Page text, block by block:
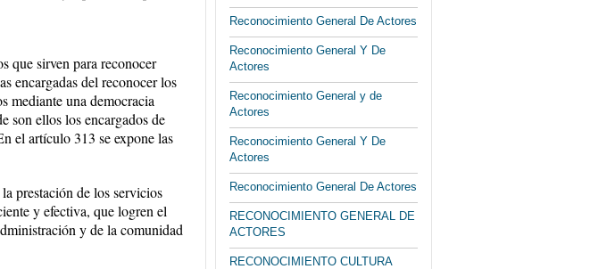
que sirven para reconocer
encargadas del reconocer los
mediante una democracia
son ellos los encargados de
el artículo 313 se expone las
prestación de los servicios
y efectiva, que logren el
y de la comunidad
Reconocimiento General De Actores
Reconocimiento General Y De
Actores
Reconocimiento General y de
Actores
Reconocimiento General Y De
Actores
Reconocimiento General De Actores
RECONOCIMIENTO GENERAL DE
ACTORES
RECONOCIMIENTO CULTURA